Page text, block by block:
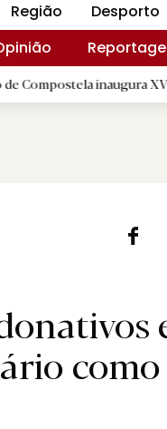
Região Desporto
inaugura XVI Jogos do